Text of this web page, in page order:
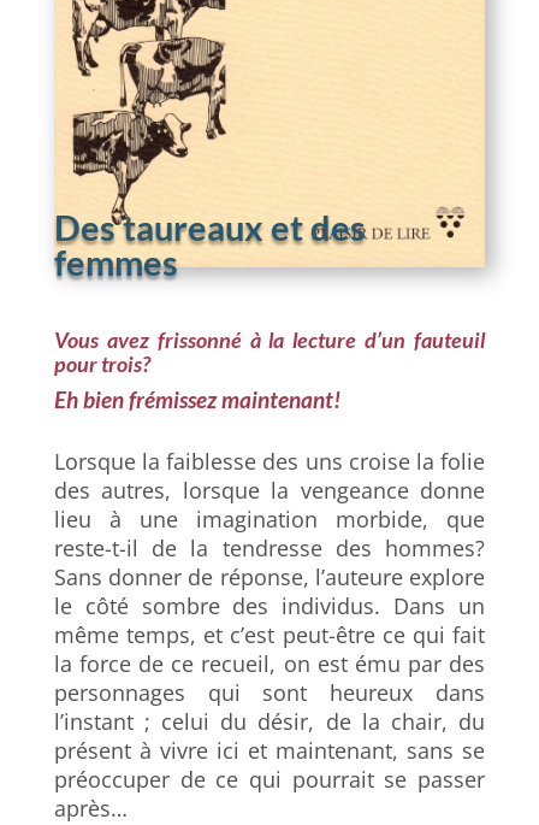
Des taureaux et des
femmes
Vous avez frissonné à la lecture d’un fauteuil
pour trois?
Eh bien frémissez maintenant!
Lorsque la faiblesse des uns croise la folie
des autres, lorsque la vengeance donne
lieu à une imagination morbide, que
reste-t-il de la tendresse des hommes?
Sans donner de réponse, l’auteure explore
le côté sombre des individus. Dans un
même temps, et c’est peut-être ce qui fait
la force de ce recueil, on est ému par des
personnages qui sont heureux dans
l’instant ; celui du désir, de la chair, du
présent à vivre ici et maintenant, sans se
préoccuper de ce qui pourrait se passer
après…